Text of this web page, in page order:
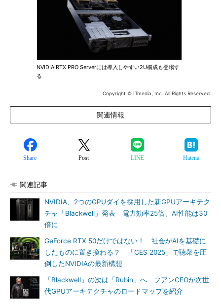
NVIDIA RTX PRO Serverには導入しやすい2U構成も登場す
る
Copyright © ITmedia, Inc. All Rights Reserved.
関連情報
Share Post LINE Hatena
関連記事
NVIDIA、2つのGPUダイを採用した新GPUアーキテク
チャ「Blackwell」発表 電力効率25倍、AI性能は30
倍に
GeForce RTX 50だけではない！ 社会がAIを基礎に
したものに置き換わる？ 「CES 2025」で聴衆を圧
倒したNVIDIAの最新構想
「Blackwell」の次は「Rubin」へ フアンCEOが次世
代GPUアーキテクチャのロードマップを紹介